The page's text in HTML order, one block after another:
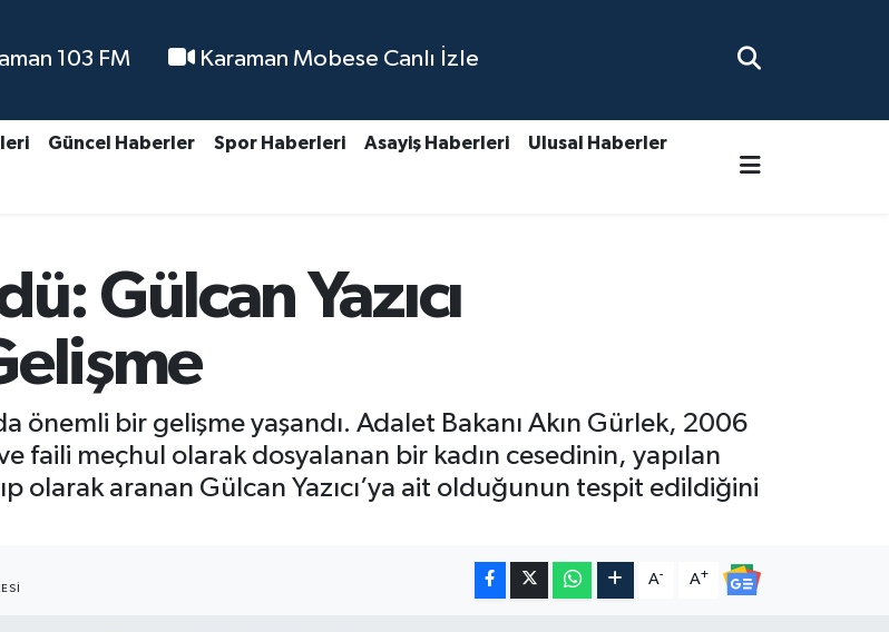
103 FM Karaman Mobese Canlı İzle
Güncel Haberler Spor Haberleri Asayiş Haberleri Ulusal Haberler
Gülcan Yazıcı
önemli bir gelişme yaşandı. Adalet Bakanı Akın Gürlek, 2006
faili meçhul olarak dosyalanan bir kadın cesedinin, yapılan
olarak aranan Gülcan Yazıcı’ya ait olduğunun tespit edildiğini
A- A+